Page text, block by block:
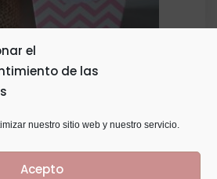
el
de las
nuestro sitio web y nuestro servicio.
Acepto
Tamaño 11,5 X 6,5